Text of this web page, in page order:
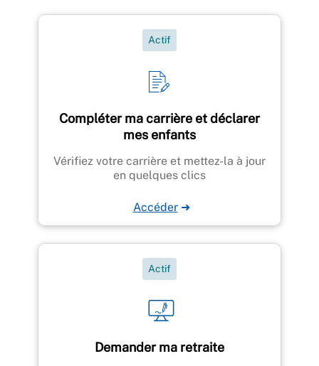
Compléter ma carrière et déclarer
mes enfants
Actif
Vérifiez votre carrière et mettez-la à jour
en quelques clics
Accéder ➜
Demander ma retraite
Actif